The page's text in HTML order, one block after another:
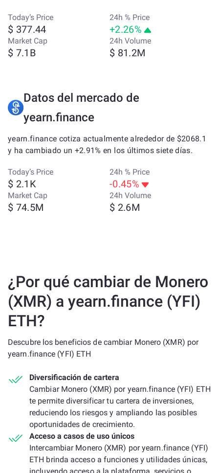
Today’s Price
$ 377.44
24h % Price
+2.26%
Market Cap
$ 7.1B
24h Volume
$ 81.2M
Datos del mercado de
yearn.finance
yearn.finance cotiza actualmente alrededor de $2068.1
y ha cambiado un +2.91% en los últimos siete días.
Today’s Price
$ 2.1K
24h % Price
-0.45%
Market Cap
$ 74.5M
24h Volume
$ 2.6M
¿Por qué cambiar de Monero
(XMR) a yearn.finance (YFI)
ETH?
Descubre los beneficios de cambiar Monero (XMR) por
yearn.finance (YFI) ETH
Diversificación de cartera
Cambiar Monero (XMR) por yearn.finance (YFI) ETH
te permite diversificar tu cartera de inversiones,
reduciendo los riesgos y ampliando las posibles
oportunidades de crecimiento.
Acceso a casos de uso únicos
Intercambiar Monero (XMR) por yearn.finance (YFI)
ETH brinda acceso a funciones y utilidades únicas,